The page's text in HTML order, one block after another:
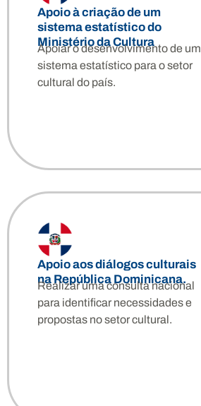
Apoio à criação de um
sistema estatístico do
Ministério da Cultura
Apoiar o desenvolvimento de um
sistema estatístico para o setor
cultural do país.
Apoio aos diálogos culturais
na República Dominicana.
Realizar uma consulta nacional
para identificar necessidades e
propostas no setor cultural.